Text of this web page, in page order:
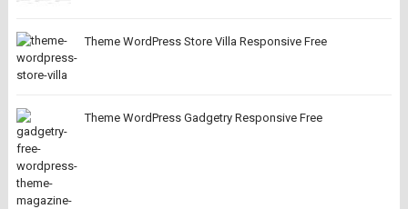
Theme WordPress Store Villa Responsive Free
Theme WordPress Gadgetry Responsive Free